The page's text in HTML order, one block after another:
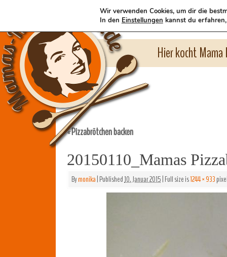
Hier kocht
«Pizzabrötchen backen
20150110_Mamas
Bymonika|Published10. Januar 2015|Full size is1244 × 933
Wir verwenden Cookies, um dir die
In den Einstellungen kannst du